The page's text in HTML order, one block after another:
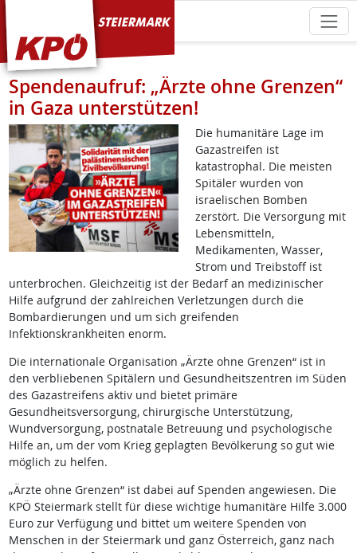
KPÖ Steiermark
Spendenaufruf: „Ärzte ohne Grenzen“
in Gaza unterstützen!
Die humanitäre Lage im
Gazastreifen ist
katastrophal. Die meisten
Spitäler wurden von
israelischen Bomben
zerstört. Die Versorgung mit
Lebensmitteln,
Medikamenten, Wasser,
Strom und Treibstoff ist
unterbrochen. Gleichzeitig ist der Bedarf an medizinischer
Hilfe aufgrund der zahlreichen Verletzungen durch die
Bombardierungen und um sich greifenden
Infektionskrankheiten enorm.
Die internationale Organisation „Ärzte ohne Grenzen“ ist in
den verbliebenen Spitälern und Gesundheitszentren im Süden
des Gazastreifens aktiv und bietet primäre
Gesundheitsversorgung, chirurgische Unterstützung,
Wundversorgung, postnatale Betreuung und psychologische
Hilfe an, um der vom Krieg geplagten Bevölkerung so gut wie
möglich zu helfen.
„Ärzte ohne Grenzen“ ist dabei auf Spenden angewiesen. Die
KPÖ Steiermark stellt für diese wichtige humanitäre Hilfe 3.000
Euro zur Verfügung und bittet um weitere Spenden von
Menschen in der Steiermark und ganz Österreich, ganz nach